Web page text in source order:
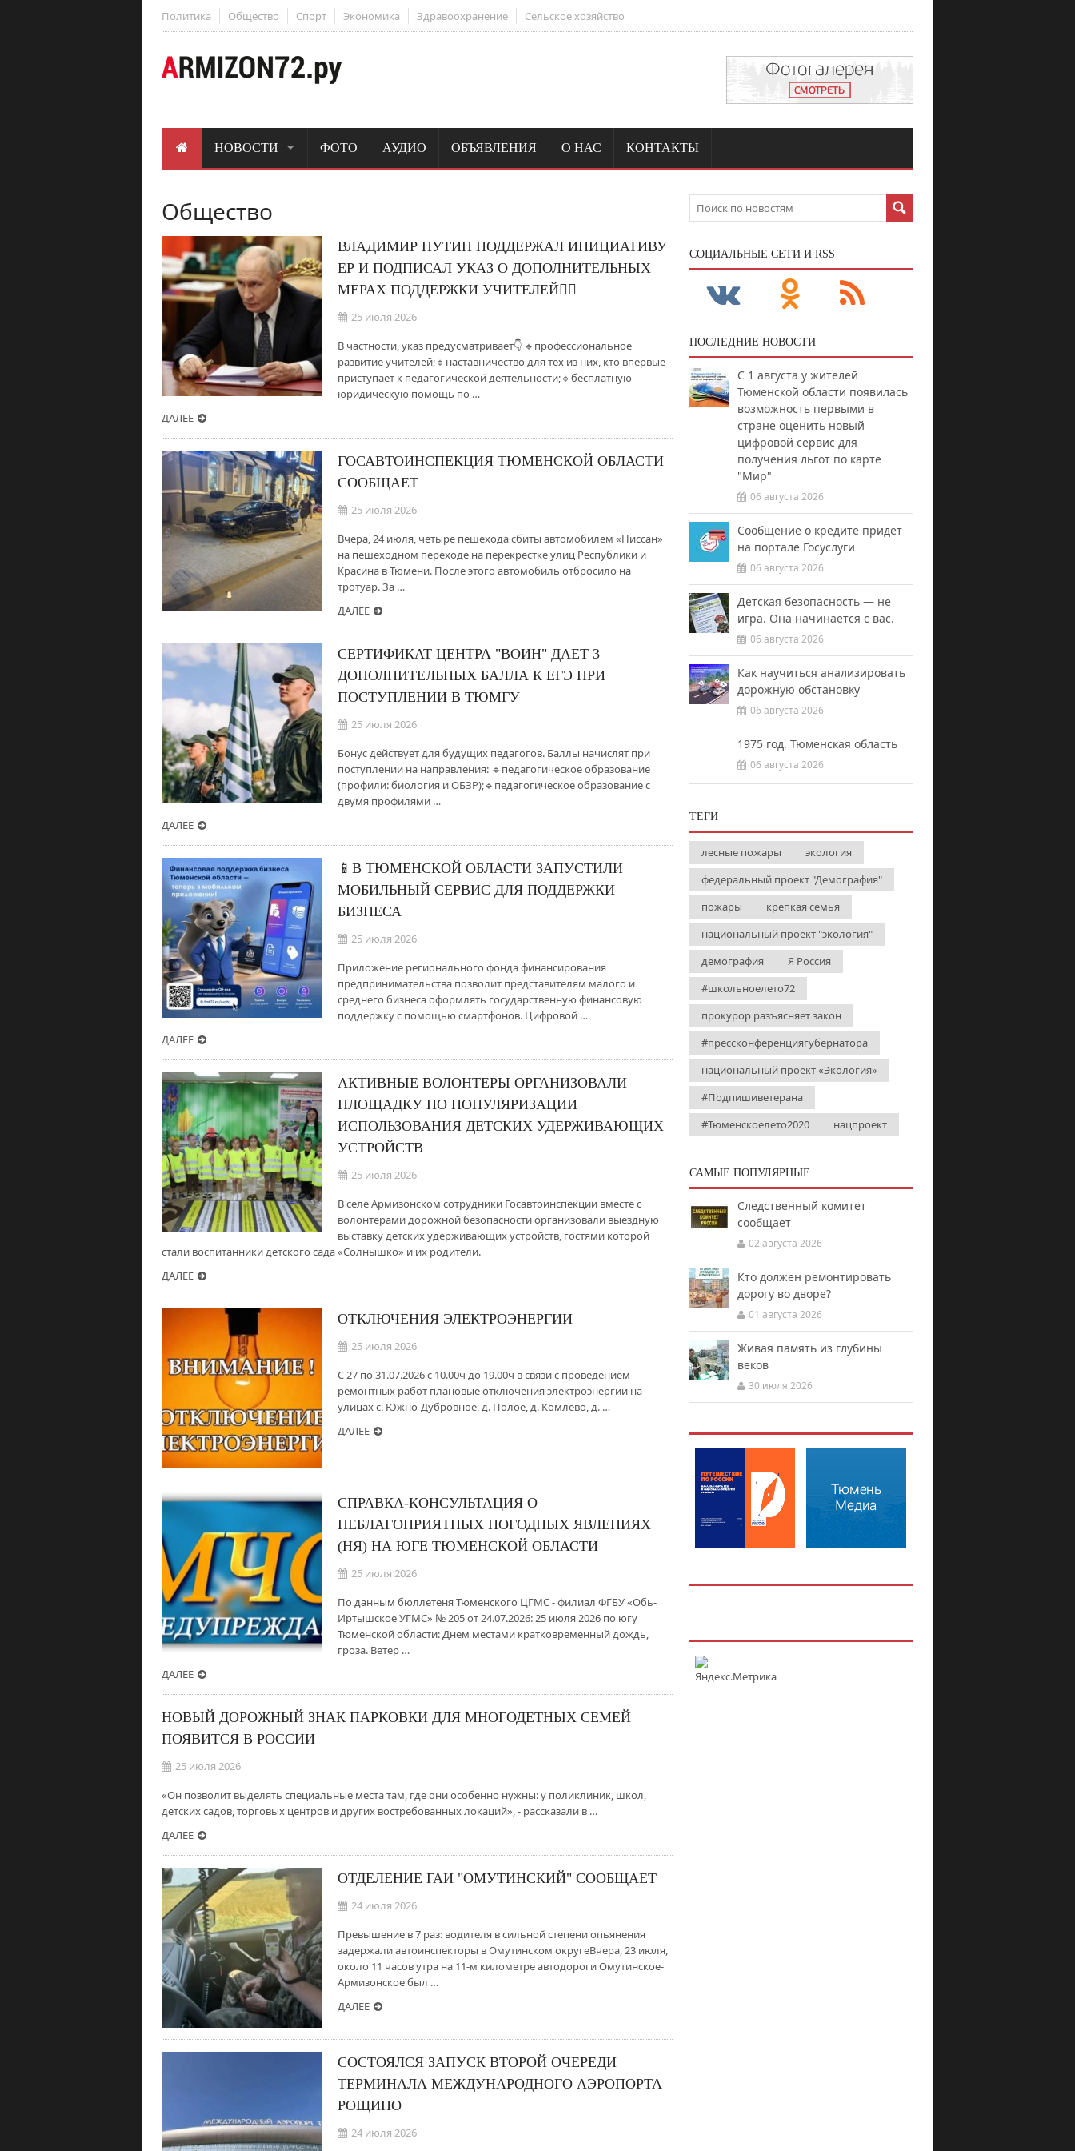
Политика Общество Спорт Экономика Здравоохранение Сельское хозяйство
НОВОСТИ ФОТО АУДИО ОБЪЯВЛЕНИЯ О НАС КОНТАКТЫ
Общество
ВЛАДИМИР ПУТИН ПОДДЕРЖАЛ ИНИЦИАТИВУ
ЕР И ПОДПИСАЛ УКАЗ О ДОПОЛНИТЕЛЬНЫХ
МЕРАХ ПОДДЕРЖКИ УЧИТЕЛЕЙ👍🏻
25 июля 2026
В частности, указ предусматривает👇 🔹профессиональное
развитие учителей;🔹наставничество для тех из них, кто впервые
приступает к педагогической деятельности;🔹бесплатную
юридическую помощь по …
ДАЛЕЕ
ГОСАВТОИНСПЕКЦИЯ ТЮМЕНСКОЙ ОБЛАСТИ
СООБЩАЕТ
25 июля 2026
Вчера, 24 июля, четыре пешехода сбиты автомобилем «Ниссан»
на пешеходном переходе на перекрестке улиц Республики и
Красина в Тюмени. После этого автомобиль отбросило на
тротуар. За …
ДАЛЕЕ
СЕРТИФИКАТ ЦЕНТРА "ВОИН" ДАЕТ 3
ДОПОЛНИТЕЛЬНЫХ БАЛЛА К ЕГЭ ПРИ
ПОСТУПЛЕНИИ В ТЮМГУ
25 июля 2026
Бонус действует для будущих педагогов. Баллы начислят при
поступлении на направления: 🔹педагогическое образование
(профили: биология и ОБЗР);🔹педагогическое образование с
двумя профилями …
ДАЛЕЕ
📱В ТЮМЕНСКОЙ ОБЛАСТИ ЗАПУСТИЛИ
МОБИЛЬНЫЙ СЕРВИС ДЛЯ ПОДДЕРЖКИ
БИЗНЕСА
25 июля 2026
Приложение регионального фонда финансирования
предпринимательства позволит представителям малого и
среднего бизнеса оформлять государственную финансовую
поддержку с помощью смартфонов. Цифровой …
ДАЛЕЕ
АКТИВНЫЕ ВОЛОНТЕРЫ ОРГАНИЗОВАЛИ
ПЛОЩАДКУ ПО ПОПУЛЯРИЗАЦИИ
ИСПОЛЬЗОВАНИЯ ДЕТСКИХ УДЕРЖИВАЮЩИХ
УСТРОЙСТВ
25 июля 2026
В селе Армизонском сотрудники Госавтоинспекции вместе с
волонтерами дорожной безопасности организовали выездную
выставку детских удерживающих устройств, гостями которой
стали воспитанники детского сада «Солнышко» и их родители.
ДАЛЕЕ
ОТКЛЮЧЕНИЯ ЭЛЕКТРОЭНЕРГИИ
25 июля 2026
С 27 по 31.07.2026 с 10.00ч до 19.00ч в связи с проведением
ремонтных работ плановые отключения электроэнергии на
улицах с. Южно-Дубровное, д. Полое, д. Комлево, д. …
ДАЛЕЕ
СПРАВКА-КОНСУЛЬТАЦИЯ О
НЕБЛАГОПРИЯТНЫХ ПОГОДНЫХ ЯВЛЕНИЯХ
(НЯ) НА ЮГЕ ТЮМЕНСКОЙ ОБЛАСТИ
25 июля 2026
По данным бюллетеня Тюменского ЦГМС - филиал ФГБУ «Обь-
Иртышское УГМС» № 205 от 24.07.2026: 25 июля 2026 по югу
Тюменской области: Днем местами кратковременный дождь,
гроза. Ветер …
ДАЛЕЕ
НОВЫЙ ДОРОЖНЫЙ ЗНАК ПАРКОВКИ ДЛЯ МНОГОДЕТНЫХ СЕМЕЙ
ПОЯВИТСЯ В РОССИИ
25 июля 2026
«Он позволит выделять специальные места там, где они особенно нужны: у поликлиник, школ,
детских садов, торговых центров и других востребованных локаций», - рассказали в …
ДАЛЕЕ
ОТДЕЛЕНИЕ ГАИ "ОМУТИНСКИЙ" СООБЩАЕТ
24 июля 2026
Превышение в 7 раз: водителя в сильной степени опьянения
задержали автоинспекторы в Омутинском округеВчера, 23 июля,
около 11 часов утра на 11-м километре автодороги Омутинское-
Армизонское был …
ДАЛЕЕ
СОСТОЯЛСЯ ЗАПУСК ВТОРОЙ ОЧЕРЕДИ
ТЕРМИНАЛА МЕЖДУНАРОДНОГО АЭРОПОРТА
РОЩИНО
24 июля 2026
CОЦИАЛЬНЫЕ СЕТИ И RSS
ПОСЛЕДНИЕ НОВОСТИ
С 1 августа у жителей
Тюменской области появилась
возможность первыми в
стране оценить новый
цифровой сервис для
получения льгот по карте
"Мир"
06 августа 2026
Сообщение о кредите придет
на портале Госуслуги
06 августа 2026
Детская безопасность — не
игра. Она начинается с вас.
06 августа 2026
Как научиться анализировать
дорожную обстановку
06 августа 2026
1975 год. Тюменская область
06 августа 2026
ТЕГИ
лесные пожары
экология
федеральный проект "Демография"
пожары
крепкая семья
национальный проект "экология"
демография
Я Россия
#школьноелето72
прокурор разъясняет закон
#прессконференциягубернатора
национальный проект «Экология»
#Подпишиветерана
#Тюменскоелето2020
нацпроект
САМЫЕ ПОПУЛЯРНЫЕ
Следственный комитет
сообщает
02 августа 2026
Кто должен ремонтировать
дорогу во дворе?
01 августа 2026
Живая память из глубины
веков
30 июля 2026